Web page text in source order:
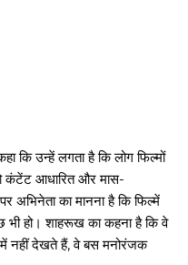
कि उन्हें लगता है कि लोग फिल्मों
कंटेंट आधारित और मास-
अभिनेता का मानना है कि फिल्में
भी हो। शाहरूख का कहना है कि वे
में नहीं देखते हैं, वे बस मनोरंजक